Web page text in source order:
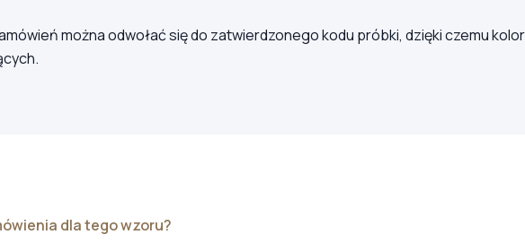
można odwołać się do zatwierdzonego kodu próbki, dzięki czemu
dla tego wzoru?